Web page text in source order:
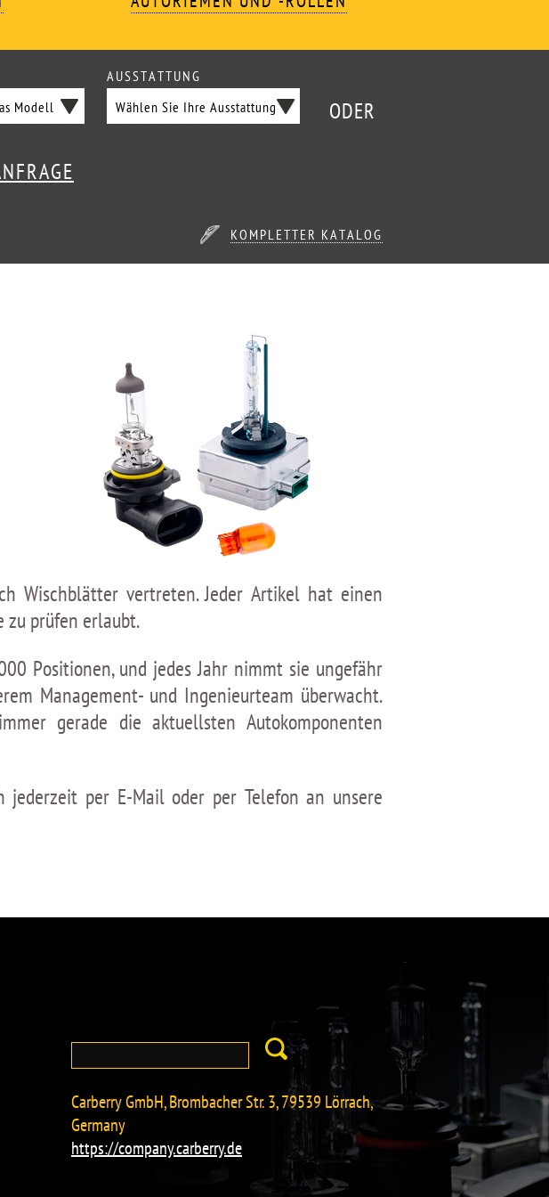
AUSSTATTUNG
ODER
KOMPLETTER KATALOG
Wischblätter vertreten. Jeder Artikel hat einen
zu prüfen erlaubt.
Positionen, und jedes Jahr nimmt sie ungefähr
Management- und Ingenieurteam überwacht.
gerade die aktuellsten Autokomponenten
per E-Mail oder per Telefon an unsere
Carberry GmbH, Brombacher Str. 3, 79539 Lörrach,
Germany
https://company.carberry.de